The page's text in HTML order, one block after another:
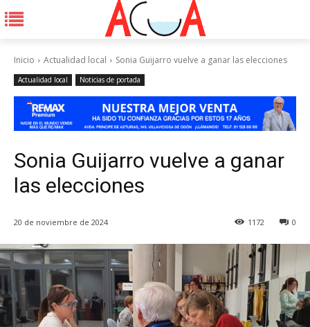
Inicio Actualidad local Sonia Guijarro vuelve a ganar las elecciones
Actualidad local Noticias de portada
Sonia Guijarro vuelve a ganar
las elecciones
20 de noviembre de 2024 0
1172